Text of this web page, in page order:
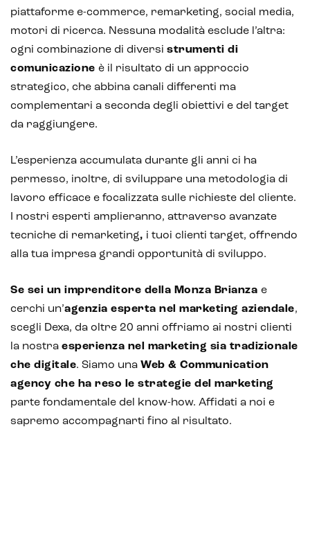
piattaforme e-commerce, remarketing, social media,
motori di ricerca. Nessuna modalità esclude l’altra:
ogni combinazione di diversi strumenti di
comunicazione è il risultato di un approccio
strategico, che abbina canali differenti ma
complementari a seconda degli obiettivi e del target
da raggiungere.
L’esperienza accumulata durante gli anni ci ha
permesso, inoltre, di sviluppare una metodologia di
lavoro efficace e focalizzata sulle richieste del cliente.
I nostri esperti amplieranno, attraverso avanzate
tecniche di remarketing, i tuoi clienti target, offrendo
alla tua impresa grandi opportunità di sviluppo.
Se sei un imprenditore della Monza Brianza e
cerchi un’agenzia esperta nel marketing aziendale,
scegli Dexa, da oltre 20 anni offriamo ai nostri clienti
la nostra esperienza nel marketing sia tradizionale
che digitale. Siamo una Web & Communication
agency che ha reso le strategie del marketing
parte fondamentale del know-how. Affidati a noi e
sapremo accompagnarti fino al risultato.